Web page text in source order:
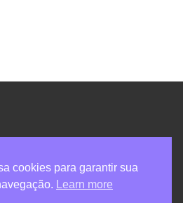
cookies para garantir sua
Learn more